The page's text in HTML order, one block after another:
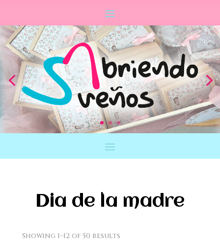
Dia de la madre
Showing 1–12 of 50 results